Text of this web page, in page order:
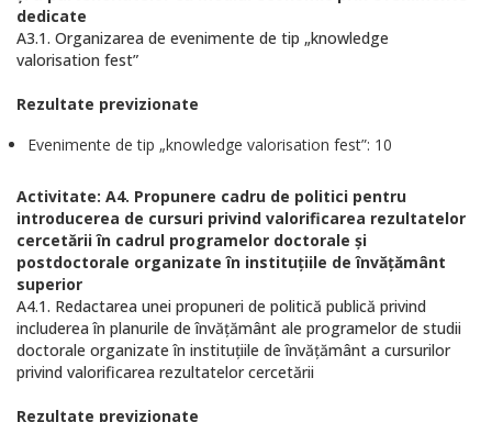
dedicate
A3.1. Organizarea de evenimente de tip „knowledge
valorisation fest”
Rezultate previzionate
Evenimente de tip „knowledge valorisation fest”: 10
Activitate: A4. Propunere cadru de politici pentru
introducerea de cursuri privind valorificarea rezultatelor
cercetării în cadrul programelor doctorale și
postdoctorale organizate în instituţiile de învăţământ
superior
A4.1. Redactarea unei propuneri de politică publică privind
includerea în planurile de învăţământ ale programelor de studii
doctorale organizate în instituţiile de învăţământ a cursurilor
privind valorificarea rezultatelor cercetării
Rezultate previzionate